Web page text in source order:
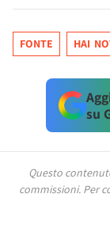
FONTE HAI
su
Questo
commissioni. Per